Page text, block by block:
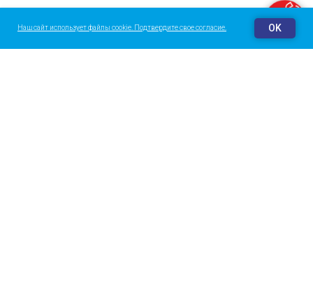
Наш сайт использует файлы cookie. Подтвердите свое согласие. OK